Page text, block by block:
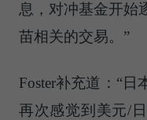
息，对冲基金开始
苗相关的交易。”
Foster补充道：“
再次感觉到美元/